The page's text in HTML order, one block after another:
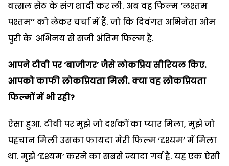
वत्सल सेठ के संग शादी कर ली. अब वह फिल्म ‘लश्तम
पश्तम’’ को लेकर चर्चा में हैं. जो कि दिवंगत अभिनेता ओम
पुरी के अभिनय से सजी अंतिम फिल्म है.
आपने टीवी पर‘बाजीगर’ जैसे लोकप्रिय सीरियल किए.
आपको काफी लोकप्रियता मिली. क्या वह लोकप्रियता
फिल्मों में भी रही?
ऐसा हुआ. टीवी पर मुझे जो दर्शकों का प्यार मिला, मुझे जो
पहचान मिली उसका फायदा मेरी फिल्म ‘दृश्यम’ में मिला
था. मुझे ‘दृश्यम’ करने का सबसे ज्यादा गर्व है. यह एक ऐसी